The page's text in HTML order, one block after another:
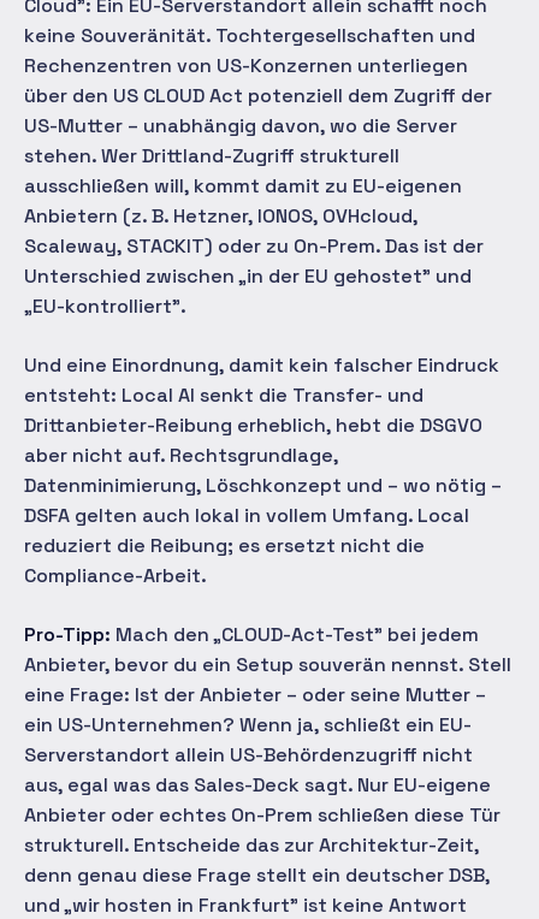
keine Souveränität. Tochtergesellschaften und
Rechenzentren von US-Konzernen unterliegen
über den US CLOUD Act potenziell dem Zugriff der
US-Mutter – unabhängig davon, wo die Server
stehen. Wer Drittland-Zugriff strukturell
ausschließen will, kommt damit zu EU-eigenen
Anbietern (z. B. Hetzner, IONOS, OVHcloud,
Scaleway, STACKIT) oder zu On-Prem. Das ist der
Unterschied zwischen „in der EU gehostet" und
„EU-kontrolliert".
Und eine Einordnung, damit kein falscher Eindruck
entsteht: Local AI senkt die Transfer- und
Drittanbieter-Reibung erheblich, hebt die DSGVO
aber nicht auf. Rechtsgrundlage,
Datenminimierung, Löschkonzept und – wo nötig –
DSFA gelten auch lokal in vollem Umfang. Local
reduziert die Reibung; es ersetzt nicht die
Compliance-Arbeit.
Pro-Tipp: Mach den „CLOUD-Act-Test" bei jedem
Anbieter, bevor du ein Setup souverän nennst. Stell
eine Frage: Ist der Anbieter – oder seine Mutter –
ein US-Unternehmen? Wenn ja, schließt ein EU-
Serverstandort allein US-Behördenzugriff nicht
aus, egal was das Sales-Deck sagt. Nur EU-eigene
Anbieter oder echtes On-Prem schließen diese Tür
strukturell. Entscheide das zur Architektur-Zeit,
denn genau diese Frage stellt ein deutscher DSB,
und „wir hosten in Frankfurt" ist keine Antwort